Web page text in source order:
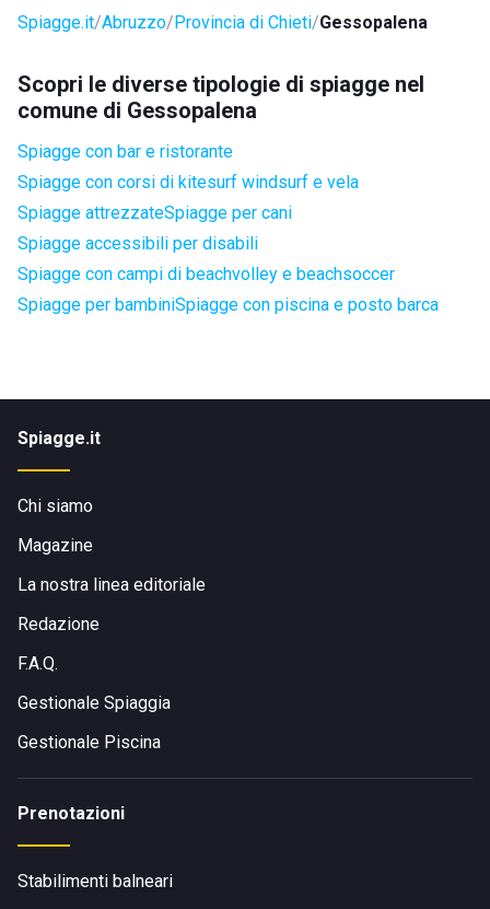
Spiagge.it Abruzzo Provincia di Chieti Gessopalena
Scopri le diverse tipologie di spiagge nel
comune di Gessopalena
Spiagge con bar e ristorante
Spiagge con corsi di kitesurf windsurf e vela
Spiagge attrezzateSpiagge per cani
Spiagge accessibili per disabili
Spiagge con campi di beachvolley e beachsoccer
Spiagge per bambiniSpiagge con piscina e posto barca
Spiagge.it
Chi siamo
Magazine
La nostra linea editoriale
Redazione
F.A.Q.
Gestionale Spiaggia
Gestionale Piscina
Prenotazioni
Stabilimenti balneari